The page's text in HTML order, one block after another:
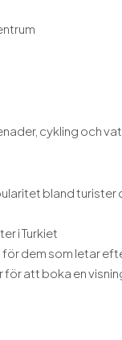
cykling och
bland
i Turkiet
dem som letar
att boka en